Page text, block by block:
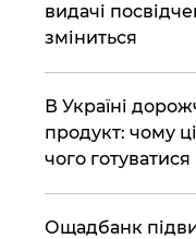
видачі
зміниться
В Україні
продукт: чому
чого
​Ощадбанк